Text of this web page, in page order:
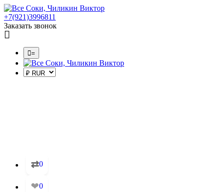
+7(921)3996811
Заказать звонок
=
⇄0
❤0